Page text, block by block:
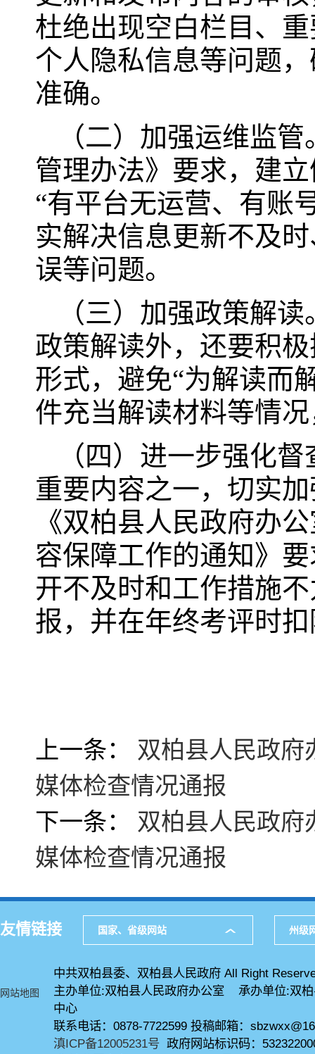
杜绝出现空白栏目、
个人隐私信息等问题
准确。
（二）加强运维监
管理办法》要求，建
“有平台无运营、有账
实解决信息更新不及
误等问题。
（三）加强政策解
政策解读外，还要积
形式，避免“为解读而
件充当解读材料等情
（四）进一步强化
重要内容之一，切实
《双柏县人民政府办
容保障工作的通知》
开不及时和工作措施
报，并在年终考评时
上一条：
双柏县人民政府
媒体检查情况通报
下一条：
双柏县人民政府
媒体检查情况通报
友情链接 国家、省级网站 州级
网站地图
中共双柏县委、双柏县人民政府 All Right
主办单位:双柏县人民政府办公室 承办单位:双
中心
联系电话：0878-7722599 投稿邮箱：
滇ICP备12005231号 政府网站标识码：